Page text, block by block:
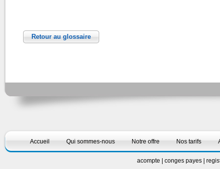
Retour au glossaire
Accueil Qui sommes-nous Notre offre Nos tarifs
acompte conges payes